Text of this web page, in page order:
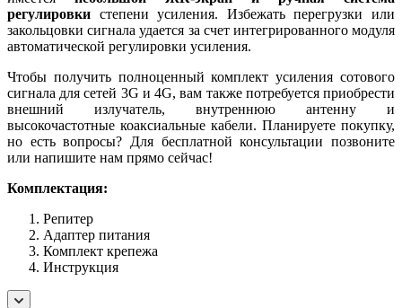
регулировки степени усиления. Избежать перегрузки или
закольцовки сигнала удается за счет интегрированного модуля
автоматической регулировки усиления.
Чтобы получить полноценный комплект усиления сотового
сигнала для сетей 3G и 4G, вам также потребуется приобрести
внешний излучатель, внутреннюю антенну и
высокочастотные коаксиальные кабели. Планируете покупку,
но есть вопросы? Для бесплатной консультации позвоните
или напишите нам прямо сейчас!
Комплектация:
Репитер
Адаптер питания
Комплект крепежа
Инструкция